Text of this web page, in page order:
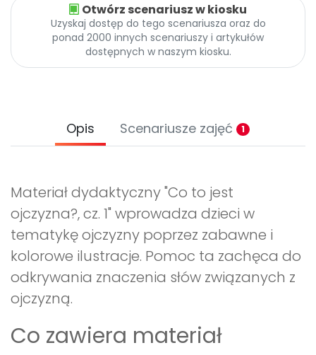
Otwórz scenariusz w kiosku
Uzyskaj dostęp do tego scenariusza oraz do
ponad 2000 innych scenariuszy i artykułów
dostępnych w naszym kiosku.
Opis Scenariusze zajęć 1
Materiał dydaktyczny "Co to jest
ojczyzna?, cz. 1" wprowadza dzieci w
tematykę ojczyzny poprzez zabawne i
kolorowe ilustracje. Pomoc ta zachęca do
odkrywania znaczenia słów związanych z
ojczyzną.
Co zawiera materiał